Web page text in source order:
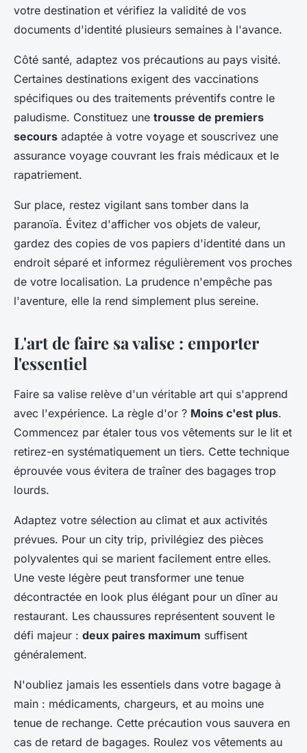
votre destination et vérifiez la validité de vos
documents d'identité plusieurs semaines à l'avance.
Côté santé, adaptez vos précautions au pays visité.
Certaines destinations exigent des vaccinations
spécifiques ou des traitements préventifs contre le
paludisme. Constituez une trousse de premiers
secours adaptée à votre voyage et souscrivez une
assurance voyage couvrant les frais médicaux et le
rapatriement.
Sur place, restez vigilant sans tomber dans la
paranoïa. Évitez d'afficher vos objets de valeur,
gardez des copies de vos papiers d'identité dans un
endroit séparé et informez régulièrement vos proches
de votre localisation. La prudence n'empêche pas
l'aventure, elle la rend simplement plus sereine.
L'art de faire sa valise : emporter
l'essentiel
Faire sa valise relève d'un véritable art qui s'apprend
avec l'expérience. La règle d'or ? Moins c'est plus.
Commencez par étaler tous vos vêtements sur le lit et
retirez-en systématiquement un tiers. Cette technique
éprouvée vous évitera de traîner des bagages trop
lourds.
Adaptez votre sélection au climat et aux activités
prévues. Pour un city trip, privilégiez des pièces
polyvalentes qui se marient facilement entre elles.
Une veste légère peut transformer une tenue
décontractée en look plus élégant pour un dîner au
restaurant. Les chaussures représentent souvent le
défi majeur : deux paires maximum suffisent
généralement.
N'oubliez jamais les essentiels dans votre bagage à
main : médicaments, chargeurs, et au moins une
tenue de rechange. Cette précaution vous sauvera en
cas de retard de bagages. Roulez vos vêtements au